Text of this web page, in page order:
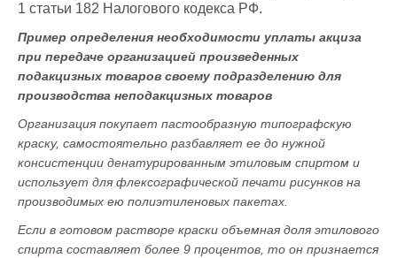
1 статьи 182 Налогового кодекса РФ.
Пример определения необходимости уплаты акциза
при передаче организацией произведенных
подакцизных товаров своему подразделению для
производства неподакцизных товаров
Организация покупает пастообразную типографскую
краску, самостоятельно разбавляет ее до нужной
консистенции денатурированным этиловым спиртом и
использует для флексографической печати рисунков на
производимых ею полиэтиленовых пакетах.
Если в готовом растворе краски объемная доля этилового
спирта составляет более 9 процентов, то он признается